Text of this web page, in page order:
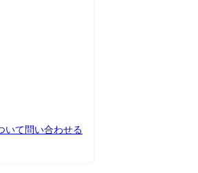
しています。 デ
いて問い合わせる